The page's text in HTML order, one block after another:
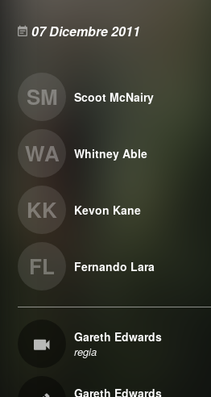
07 Dicembre 2011
SM Scoot McNairy
WA Whitney Able
KK Kevon Kane
FL Fernando Lara
Gareth Edwards
regia
Gareth Edwards